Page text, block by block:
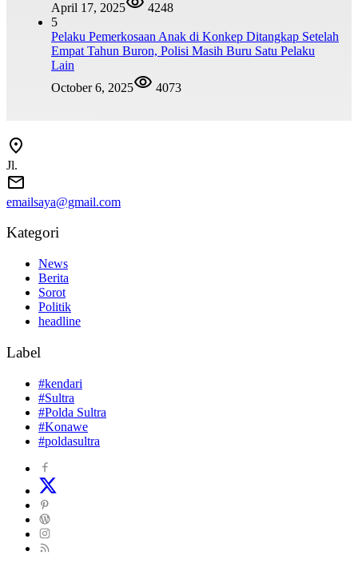
April 17, 2025
4248
5
Pelaku Pemerkosaan Anak di Konkep Ditangkap Setelah
Empat Tahun Buron, Polisi Masih Buru Satu Pelaku
Lain
October 6, 2025
4073
Jl.
emailsaya@gmail.com
Kategori
News
Berita
Sorot
Politik
headline
Label
#kendari
#Sultra
#Polda Sultra
#Konawe
#poldasultra